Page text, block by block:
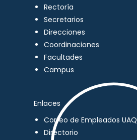
Rectoría
Secretarios
Direcciones
Coordinaciones
Facultades
Campus
Enlaces
Correo de Empleados UAQ
Directorio